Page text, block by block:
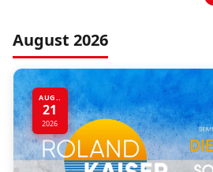
August 2026
AUG..
21
2026